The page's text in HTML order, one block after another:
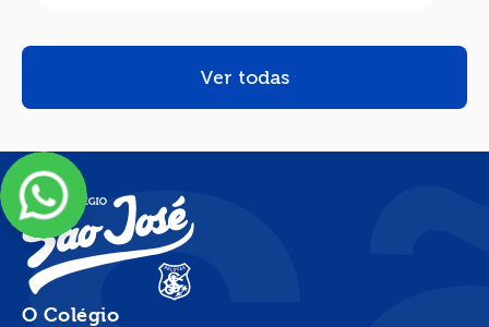
Ver todas
O Colégio